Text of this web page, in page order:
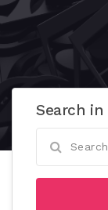
Search in